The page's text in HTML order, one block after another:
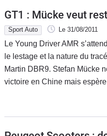
GT1 : Mücke veut
Sport Auto Le 31/08/2011
Le Young Driver AMR
le lestage et la nature du
Martin DBR9. Stefan Mücke
victoire en Chine mais